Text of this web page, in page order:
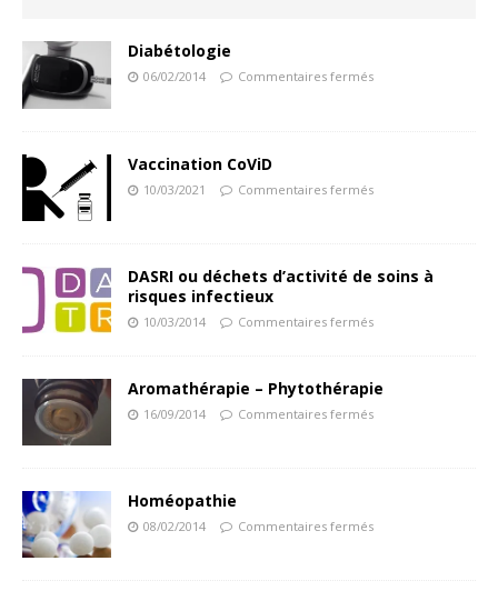
Diabétologie
06/02/2014 Commentaires fermés
Vaccination CoViD
10/03/2021 Commentaires fermés
DASRI ou déchets d’activité de soins à
risques infectieux
10/03/2014 Commentaires fermés
Aromathérapie – Phytothérapie
16/09/2014 Commentaires fermés
Homéopathie
08/02/2014 Commentaires fermés